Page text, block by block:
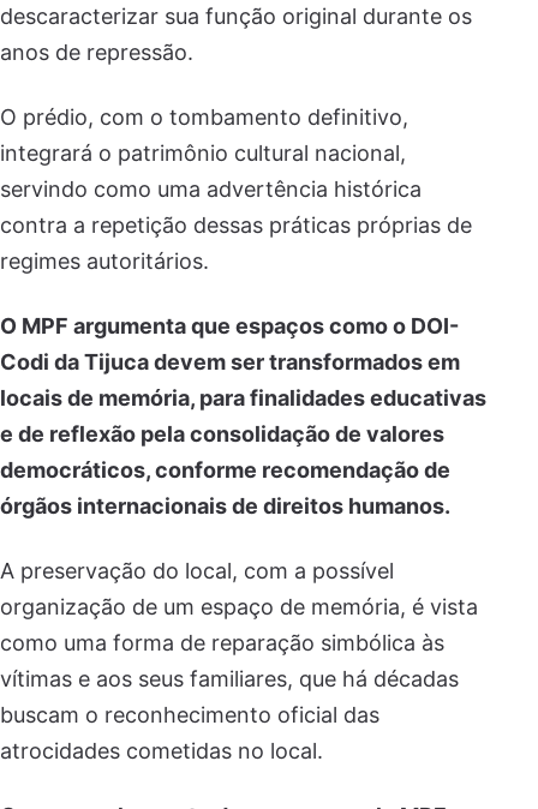
descaracterizar sua função original durante os
anos de repressão.
O prédio, com o tombamento definitivo,
integrará o patrimônio cultural nacional,
servindo como uma advertência histórica
contra a repetição dessas práticas próprias de
regimes autoritários.
O MPF argumenta que espaços como o DOI-
Codi da Tijuca devem ser transformados em
locais de memória, para finalidades educativas
e de reflexão pela consolidação de valores
democráticos, conforme recomendação de
órgãos internacionais de direitos humanos.
A preservação do local, com a possível
organização de um espaço de memória, é vista
como uma forma de reparação simbólica às
vítimas e aos seus familiares, que há décadas
buscam o reconhecimento oficial das
atrocidades cometidas no local.